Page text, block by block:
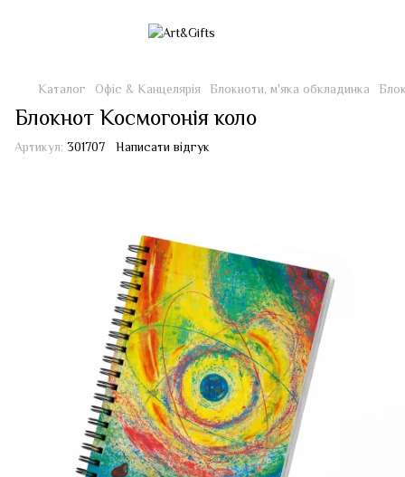
Каталог Офіс & Канцелярія Блокноти, м'яка обкладинка
Блокнот Космогонія коло
Артикул: 301707 Написати відгук